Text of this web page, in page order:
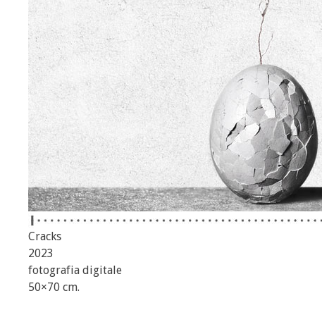
Cracks
2023
fotografia digitale
50×70 cm.